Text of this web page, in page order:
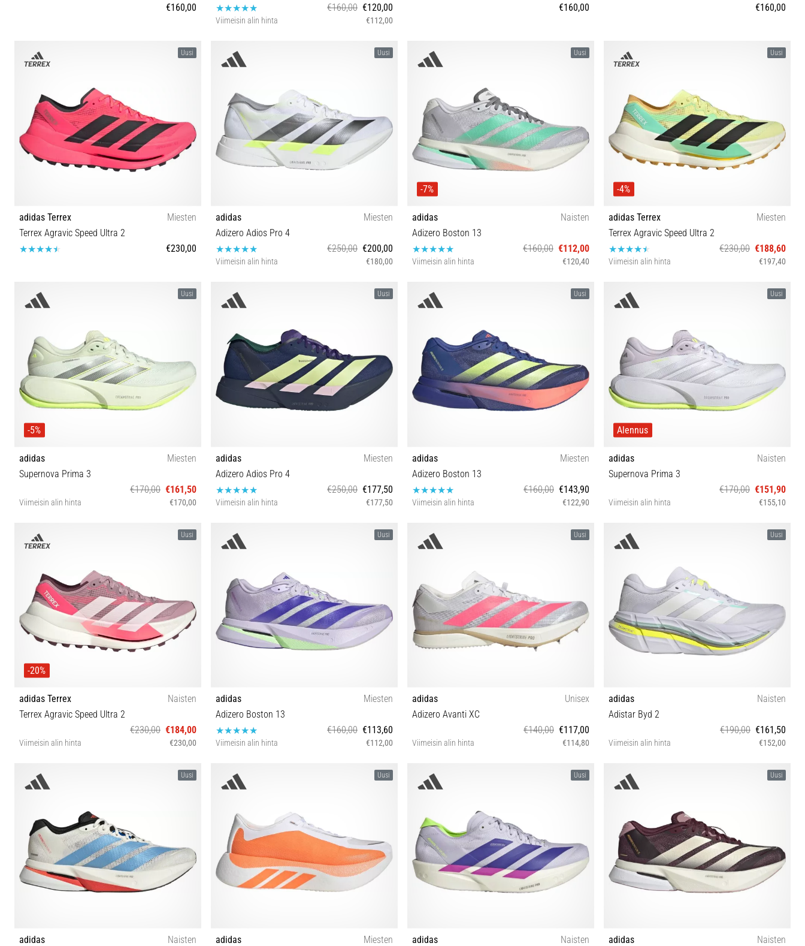
€160,00
36⅔ 37⅓ 38 38⅔ 39⅓ 40 40⅔ 41⅓ 42 42⅔ 43⅓
€160,00 €120,00
Viimeisin alin hinta €112,00
40⅔ 42 42⅔ 43⅓ 44 44⅔ 45⅓ 46⅔ 47⅓
€160,00
40⅔ 41⅓ 42 42⅔ 43⅓ 44 44⅔ 45⅓ 46 46⅔ 47⅓
€160,00
40⅔ 41⅓ 42 42⅔ 43⅓ 44 44⅔ 45⅓ 46 46⅔ 47⅓
Uusi
adidas Terrex
Miesten
Terrex Agravic Speed Ultra 2
€230,00
44 40⅔ 41⅓ 42 42⅔ 43⅓ 44⅔ 45⅓ 46 46⅔ 47⅓
Uusi
adidas
Miesten
Adizero Adios Pro 4
€250,00 €200,00
Viimeisin alin hinta €180,00
40⅔ 41⅓ 42 42⅔ 43⅓ 44 44⅔ 45⅓ 46⅔ 47⅓
Uusi
-7%
adidas
Naisten
Adizero Boston 13
€160,00 €112,00
Viimeisin alin hinta €120,40
36⅔ 38 38⅔ 39⅓ 40 40⅔ 41⅓ 42 42⅔
Uusi
-4%
adidas Terrex
Miesten
Terrex Agravic Speed Ultra 2
€230,00 €188,60
Viimeisin alin hinta €197,40
40⅔ 41⅓ 42 42⅔ 43⅓ 44 44⅔ 45⅓ 46 46⅔ 47⅓
Uusi
-5%
adidas
Miesten
Supernova Prima 3
€170,00 €161,50
Viimeisin alin hinta €170,00
40⅔ 41⅓ 42 42⅔ 43⅓ 44 44⅔ 45⅓ 46 46⅔ 47⅓
Uusi
adidas
Miesten
Adizero Adios Pro 4
€250,00 €177,50
Viimeisin alin hinta €177,50
40⅔ 41⅓ 42 42⅔ 43⅓ 44 44⅔ 45⅓ 46 46⅔ 47⅓
Uusi
adidas
Miesten
Adizero Boston 13
€160,00 €143,90
Viimeisin alin hinta €122,90
40⅔ 41⅓ 42 42⅔ 43⅓ 44 44⅔ 45⅓ 46 46⅔ 47⅓
Uusi
Alennus
adidas
Naisten
Supernova Prima 3
€170,00 €151,90
Viimeisin alin hinta €155,10
37⅓ 38 38⅔ 39⅓ 40 40⅔ 41⅓ 42 42⅔
Uusi
-20%
adidas Terrex
Naisten
Terrex Agravic Speed Ultra 2
€230,00 €184,00
Viimeisin alin hinta €230,00
Uusi
adidas
Miesten
Adizero Boston 13
€160,00 €113,60
Viimeisin alin hinta €112,00
40⅔ 42 42⅔ 43⅓ 44 44⅔ 45⅓ 46 46⅔ 47⅓
Uusi
adidas
Unisex
Adizero Avanti XC
€140,00 €117,00
Viimeisin alin hinta €114,80
36⅔ 37⅓ 38 38⅔ 39⅓ 40 40⅔ 41⅓ 42 42⅔ 43⅓
Uusi
adidas
Naisten
Adistar Byd 2
€190,00 €161,50
Viimeisin alin hinta €152,00
37⅓ 38 38⅔ 39⅓ 40 40⅔ 41⅓ 42 42⅔
Uusi
adidas Naisten
Uusi
adidas Miesten
Uusi
adidas Naisten
Uusi
adidas Naisten